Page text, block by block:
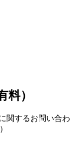
料）
関するお問い合わ